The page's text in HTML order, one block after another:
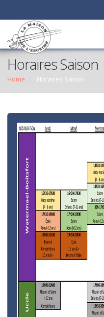
Horaires Saison
Home Horaires Saison